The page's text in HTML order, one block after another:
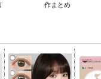
作まとめ